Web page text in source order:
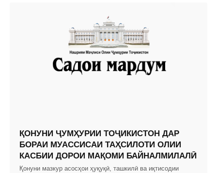
ҚОНУНИ ҶУМҲУРИИ ТОҶИКИСТОН ДАР
БОРАИ МУАССИСАИ ТАҲСИЛОТИ ОЛИИ
КАСБИИ ДОРОИ МАҚОМИ БАЙНАЛМИЛАЛӢ
Қонуни мазкур асосҳои ҳуқуқӣ, ташкилӣ ва иқтисодии